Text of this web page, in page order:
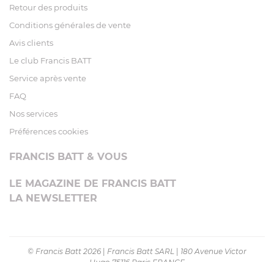
Retour des produits
Conditions générales de vente
Avis clients
Le club Francis BATT
Service après vente
FAQ
Nos services
Préférences cookies
FRANCIS BATT & VOUS
LE MAGAZINE DE FRANCIS BATT
LA NEWSLETTER
© Francis Batt 2026 Francis Batt SARL
180 Avenue Victor